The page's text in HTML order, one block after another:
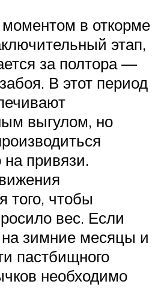
в откорме
этап,
за полтора —
В этот период
выгулом, но
привязи.
того, чтобы
вес. Если
зимние месяцы и
пастбищного
необходимо